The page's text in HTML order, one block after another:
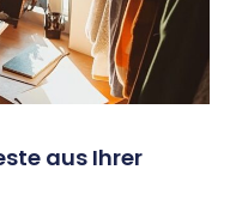
aus Ihrer